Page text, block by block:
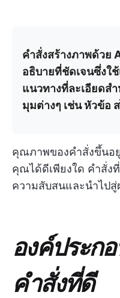
คำสั่งสร้างภาพด้วย
อธิบายที่ชัดเจนซึ่งใ
แนวทางที่ละเอียดส
มุมต่างๆ เช่น หัวข้อ
คุณภาพของคำสั่งขึ้นอ
คุณได้ดีเพียงใด คำสั่ง
ความสับสนและนำไป
องค์ประก
คำสั่งที่ดี